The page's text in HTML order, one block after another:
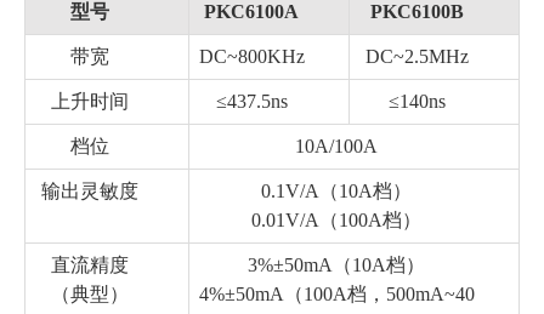
型号 PKC6100A PKC6100B
带宽 DC~800KHz DC~2.5MHz
上升时间 ≤437.5ns ≤140ns
档位 10A/100A
输出灵敏度
0.1V/A（10A档）
0.01V/A（100A档）
直流精度
（典型）
3%±50mA（10A档）
4%±50mA（100A档，500mA~40